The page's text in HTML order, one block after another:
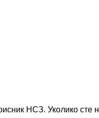
НСЗ. Уколико сте